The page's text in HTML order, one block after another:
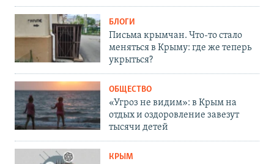
БЛОГИ
Письма крымчан. Что-то стало
меняться в Крыму: где же теперь
укрыться?
ОБЩЕСТВО
«Угроз не видим»: в Крым на
отдых и оздоровление завезут
тысячи детей
КРЫМ